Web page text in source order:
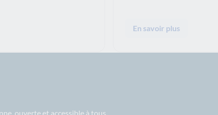
En savoir plus
ouverte et accessible à tous,